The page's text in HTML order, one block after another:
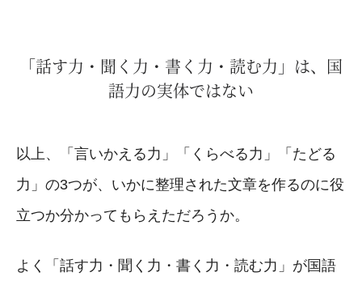
「話す力・聞く力・書く力・読む力」は、国
語力の実体ではない
以上、「言いかえる力」「くらべる力」「たどる
力」の3つが、いかに整理された文章を作るのに役
立つか分かってもらえただろうか。
よく「話す力・聞く力・書く力・読む力」が国語